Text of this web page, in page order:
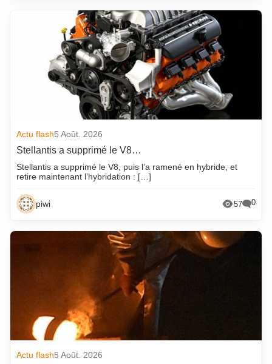
Actu flash5 Août. 2026
Stellantis a supprimé le V8…
Stellantis a supprimé le V8, puis l’a ramené en hybride, et
retire maintenant l’hybridation : […]
piwi 57 0
Actu flash5 Août. 2026